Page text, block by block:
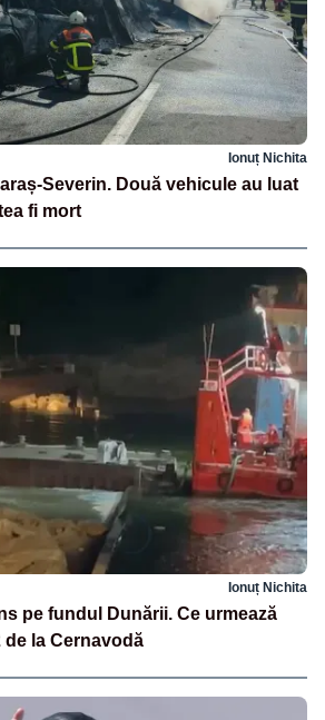
Ionuț Nichita
Severin. Două vehicule au luat
fi mort
Ionuț Nichita
pe fundul Dunării. Ce urmează
la Cernavodă